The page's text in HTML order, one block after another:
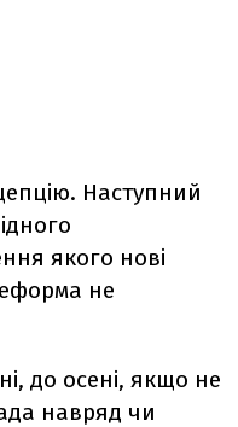
Наступний
якого нові
не
до осені, якщо не
навряд чи